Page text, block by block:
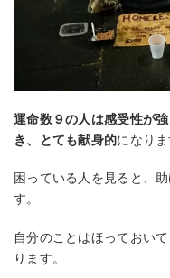
運命数９の人は感受性が
き、とても献身的になりま
困っている人を見ると、
す。
自分のことはほっておい
ります。